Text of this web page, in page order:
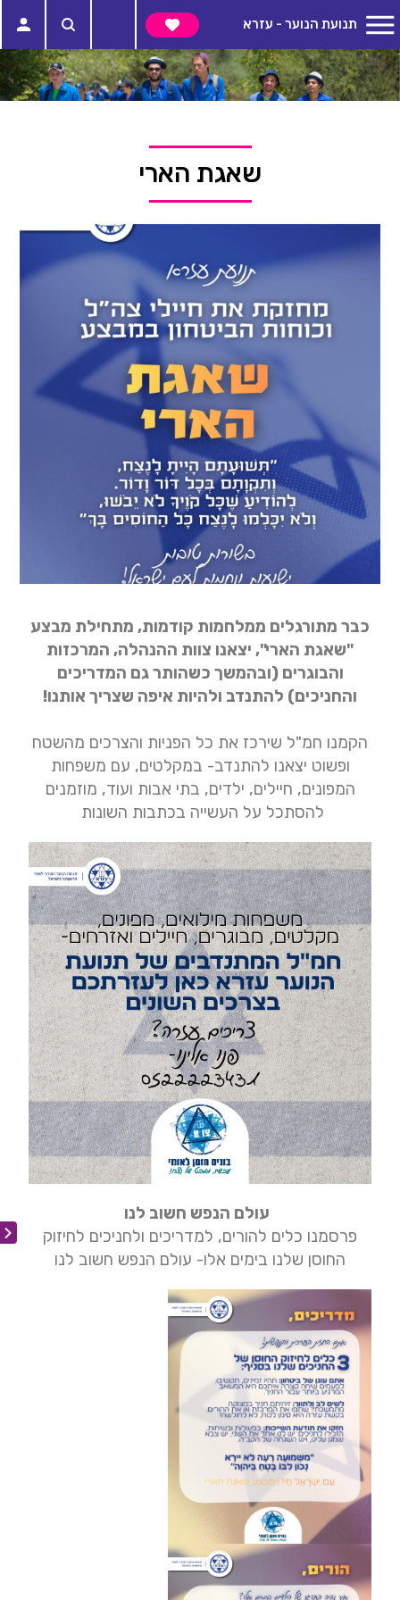
תנועת הנוער - עזרא
שאגת הארי
כבר מתורגלים ממלחמות קודמות, מתחילת מבצע
"שאגת הארי", יצאנו צוות ההנהלה, המרכזות
והבוגרים (ובהמשך כשהותר גם המדריכים
והחניכים) להתנדב ולהיות איפה שצריך אותנו!
הקמנו חמ"ל שירכז את כל הפניות והצרכים מהשטח
ופשוט יצאנו להתנדב- במקלטים, עם משפחות
המפונים, חיילים, ילדים, בתי אבות ועוד, מוזמנים
להסתכל על העשייה בכתבות השונות
עולם הנפש חשוב לנו
פרסמנו כלים להורים, למדריכים ולחניכים לחיזוק
החוסן שלנו בימים אלו- עולם הנפש חשוב לנו